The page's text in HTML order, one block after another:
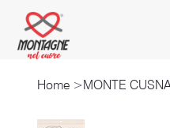
Home >MONTE